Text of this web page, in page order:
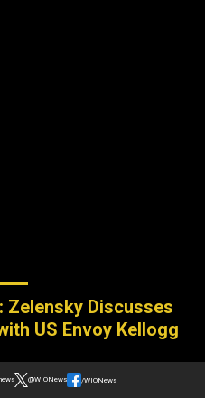
Zelensky Discusses
US Envoy Kellogg
@WIONews /WIONews